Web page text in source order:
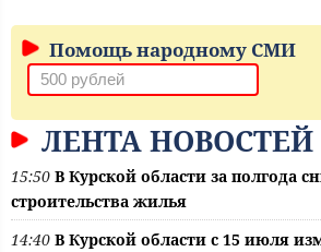
Помощь народному СМИ
ЛЕНТА НОВОСТЕЙ
15:50 В Курской области за полгода
строительства жилья
14:40 В Курской области с 15 июля